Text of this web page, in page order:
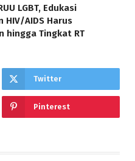
LGBT, Edukasi
HIV/AIDS Harus
hingga Tingkat RT
Twitter
Pinterest